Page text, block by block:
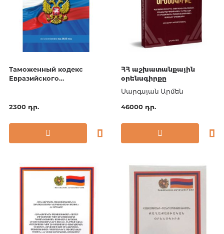
Таможенный кодекс
Евразийского
2300 դր.
ՀՀ աշխատանքային
օրենսգիրքը
Սարգսյան Արմեն
46000 դր.